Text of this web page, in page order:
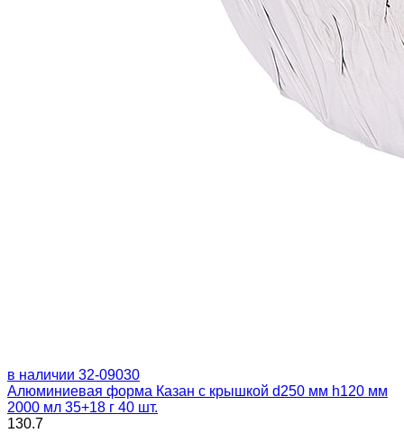
в наличии 32-09030
Алюминиевая форма Казан с крышкой d250 мм h120 мм
2000 мл 35+18 г 40 шт.
130.7